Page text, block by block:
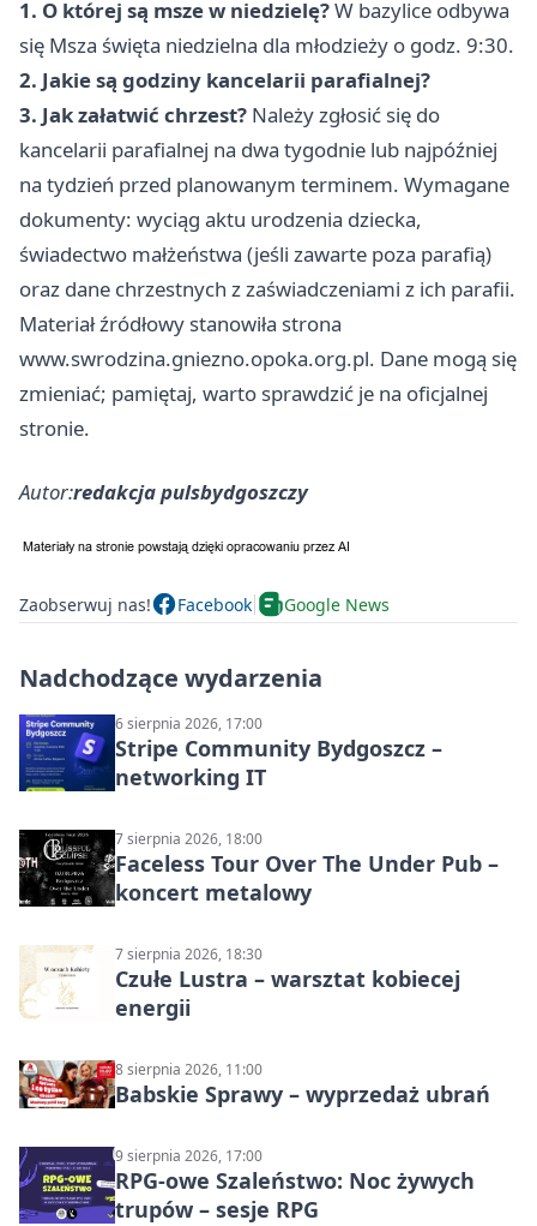
1. O której są msze w niedzielę?W bazylice odbywa
się Msza święta niedzielna dla młodzieży o godz. 9:30.
2. Jakie są godziny kancelarii parafialnej?
3. Jak załatwić chrzest? Należy zgłosić się do
kancelarii parafialnej na dwa tygodnie lub najpóźniej
na tydzień przed planowanym terminem. Wymagane
dokumenty: wyciąg aktu urodzenia dziecka,
świadectwo małżeństwa (jeśli zawarte poza parafią)
oraz dane chrzestnych z zaświadczeniami z ich parafii.
Materiał źródłowy stanowiła strona
www.swrodzina.gniezno.opoka.org.pl. Dane mogą się
zmieniać; pamiętaj, warto sprawdzić je na oficjalnej
stronie.
Autor:redakcja pulsbydgoszczy
Zaobserwuj nas! Facebook Google News
Nadchodzące wydarzenia
6 sierpnia 2026, 17:00
Stripe Community Bydgoszcz –
networking IT
7 sierpnia 2026, 18:00
Faceless Tour Over The Under Pub –
koncert metalowy
7 sierpnia 2026, 18:30
Czułe Lustra – warsztat kobiecej
energii
8 sierpnia 2026, 11:00
Babskie Sprawy – wyprzedaż ubrań
9 sierpnia 2026, 17:00
RPG-owe Szaleństwo: Noc żywych
trupów – sesje RPG